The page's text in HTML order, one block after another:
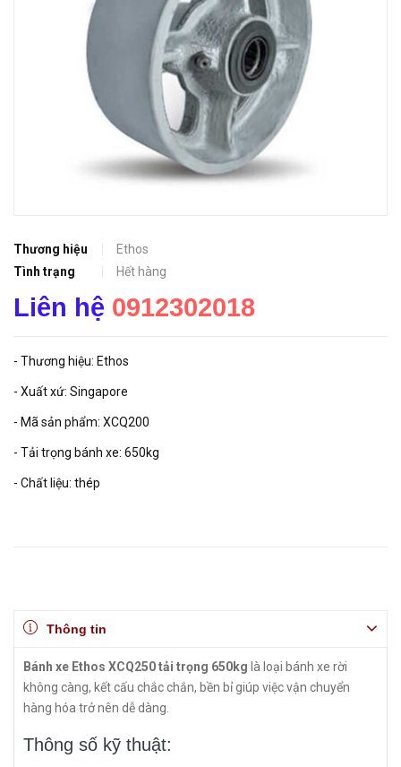
Thương hiệu
Ethos
Tình trạng
Hết hàng
Liên hệ 0912302018
- Thương hiệu: Ethos
- Xuất xứ: Singapore
- Mã sản phẩm: XCQ200
- Tải trọng bánh xe: 650kg
- Chất liệu: thép
Thông tin
Bánh xe Ethos XCQ250 tải trọng 650kg là loại bánh xe rời
không càng, kết cấu chắc chắn, bền bỉ giúp việc vận chuyển
hàng hóa trở nên dễ dàng.
Thông số kỹ thuật: